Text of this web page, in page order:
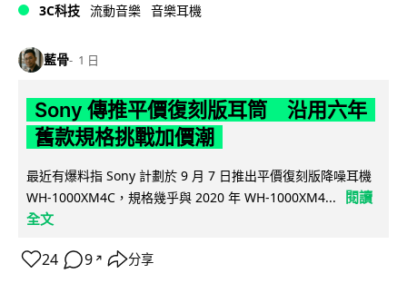
3C科技 流動音樂 音樂耳機
藍骨 1 日
Sony 傳推平價復刻版耳筒 沿用六年
舊款規格挑戰加價潮
最近有爆料指 Sony 計劃於 9 月 7 日推出平價復刻版降噪耳機
WH-1000XM4C，規格幾乎與 2020 年 WH-1000XM4...
閱讀
全文
24 9 ↗ 分享